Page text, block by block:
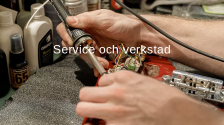
Service och verkstad